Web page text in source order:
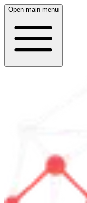
Open main menu